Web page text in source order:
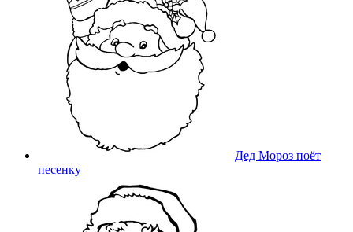
Дед Мороз поёт
песенку